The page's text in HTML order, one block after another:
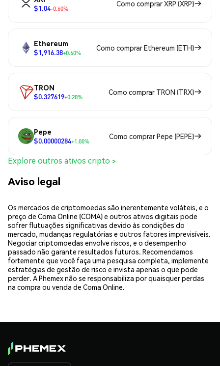
$1.04-0.60%
Como comprar XRP (XRP)
Ethereum
$1,916.38+0.60%
Como comprar Ethereum (ETH)
TRON
$0.327619+0.20%
Como comprar TRON (TRX)
Pepe
$0.00000284+1.00%
Como comprar Pepe (PEPE)
Explore outros ativos cripto >
Aviso legal
Os mercados de criptomoedas são inerentemente voláteis, e o
preço de Coma Online (COMA) e outros ativos digitais pode
sofrer flutuações significativas devido às condições do
mercado, mudanças regulatórias e outros fatores imprevisíveis.
Negociar criptomoedas envolve riscos, e o desempenho
passado não garante resultados futuros. Recomendamos
fortemente que você faça uma pesquisa completa, implemente
estratégias de gestão de risco e invista apenas o que pode
perder. A Phemex não se responsabiliza por quaisquer perdas
na compra ou venda de Coma Online.